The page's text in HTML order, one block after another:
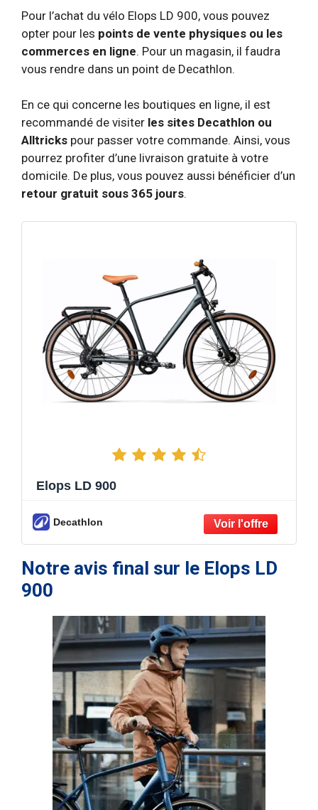
Pour l’achat du vélo Elops LD 900, vous pouvez
opter pour les points de vente physiques ou les
commerces en ligne. Pour un magasin, il faudra
vous rendre dans un point de Decathlon.
En ce qui concerne les boutiques en ligne, il est
recommandé de visiter les sites Decathlon ou
Alltricks pour passer votre commande. Ainsi, vous
pourrez profiter d’une livraison gratuite à votre
domicile. De plus, vous pouvez aussi bénéficier d’un
retour gratuit sous 365 jours.
Elops LD 900
Decathlon
Notre avis final sur le Elops LD
900